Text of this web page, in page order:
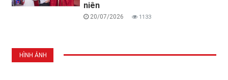
niên
20/07/2026 1133
HÌNH ẢNH